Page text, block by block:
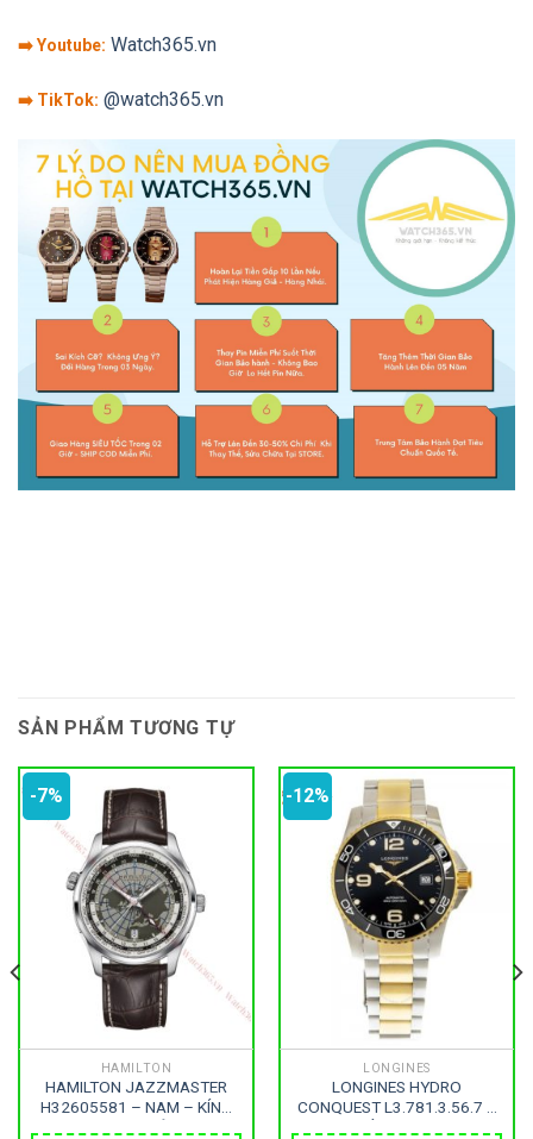
➡️ Youtube: Watch365.vn
➡️ TikTok: @watch365.vn
SẢN PHẨM TƯƠNG TỰ
-7%
HAMILTON
HAMILTON JAZZMASTER
H32605581 – NAM – KÍNH
-12%
LONGINES
LONGINES HYDRO
CONQUEST L3.781.3.56.7 –